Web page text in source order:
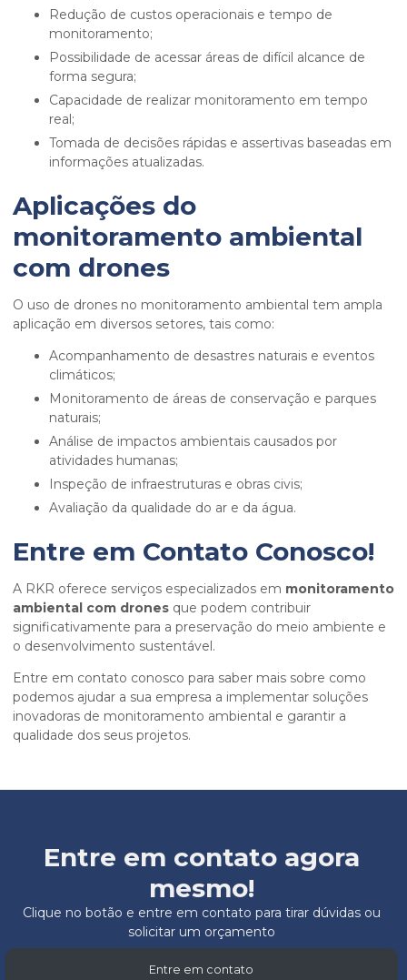
Redução de custos operacionais e tempo de
monitoramento;
Possibilidade de acessar áreas de difícil alcance de
forma segura;
Capacidade de realizar monitoramento em tempo
real;
Tomada de decisões rápidas e assertivas baseadas em
informações atualizadas.
Aplicações do
monitoramento ambiental
com drones
O uso de drones no monitoramento ambiental tem ampla
aplicação em diversos setores, tais como:
Acompanhamento de desastres naturais e eventos
climáticos;
Monitoramento de áreas de conservação e parques
naturais;
Análise de impactos ambientais causados por
atividades humanas;
Inspeção de infraestruturas e obras civis;
Avaliação da qualidade do ar e da água.
Entre em Contato Conosco!
A RKR oferece serviços especializados em monitoramento
ambiental com drones que podem contribuir
significativamente para a preservação do meio ambiente e
o desenvolvimento sustentável.
Entre em contato conosco para saber mais sobre como
podemos ajudar a sua empresa a implementar soluções
inovadoras de monitoramento ambiental e garantir a
qualidade dos seus projetos.
Entre em contato agora
mesmo!
Clique no botão e entre em contato para tirar dúvidas ou
solicitar um orçamento
Entre em contato